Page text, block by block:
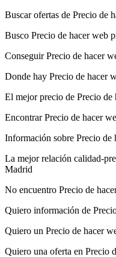
Buscar ofertas de Precio de
Busco Precio de hacer web
Conseguir Precio de hacer
Donde hay Precio de hacer
El mejor precio de Precio
Encontrar Precio de hacer
Información sobre Precio
La mejor relación calidad-
Madrid
No encuentro Precio de
Quiero información de
Quiero un Precio de hacer
Quiero una oferta en Precio